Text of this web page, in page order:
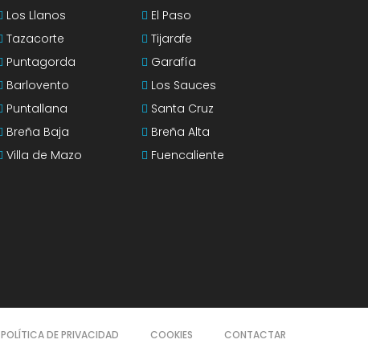
Los Llanos
El Paso
Tazacorte
Tijarafe
Puntagorda
Garafía
Barlovento
Los Sauces
Puntallana
Santa Cruz
Breña Baja
Breña Alta
Villa de Mazo
Fuencaliente
POLÍTICA DE PRIVACIDAD COOKIES CONTACTAR